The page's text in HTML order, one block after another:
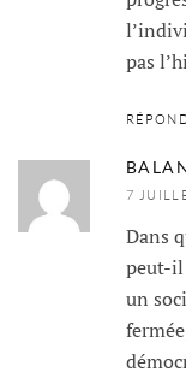
pas
7
Dans
peut-il
un